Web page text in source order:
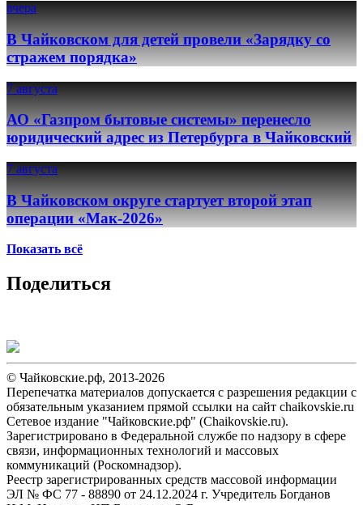
вчера
В Чайковском для детей провели «Зарядку со
стражем порядка»
7 августа
АО «Газпром бытовые системы» перенесло
юридический адрес из Петербурга в Чайковский
7 августа
В Чайковском округе стартует второй этап
операции «Мак-2026»
Показать всё
Поделиться
© Чайковские.рф, 2013-2026
Перепечатка материалов допускается с разрешения редакции с
обязательным указанием прямой ссылки на сайт chaikovskie.ru
Сетевое издание "Чайковские.рф" (Chaikovskie.ru).
Зарегистрировано в Федеральной службе по надзору в сфере
связи, информационных технологий и массовых
коммуникаций (Роскомнадзор).
Реестр зарегистрированных средств массовой информации
ЭЛ № ФС 77 - 88890 от 24.12.2024 г. Учредитель Богданов